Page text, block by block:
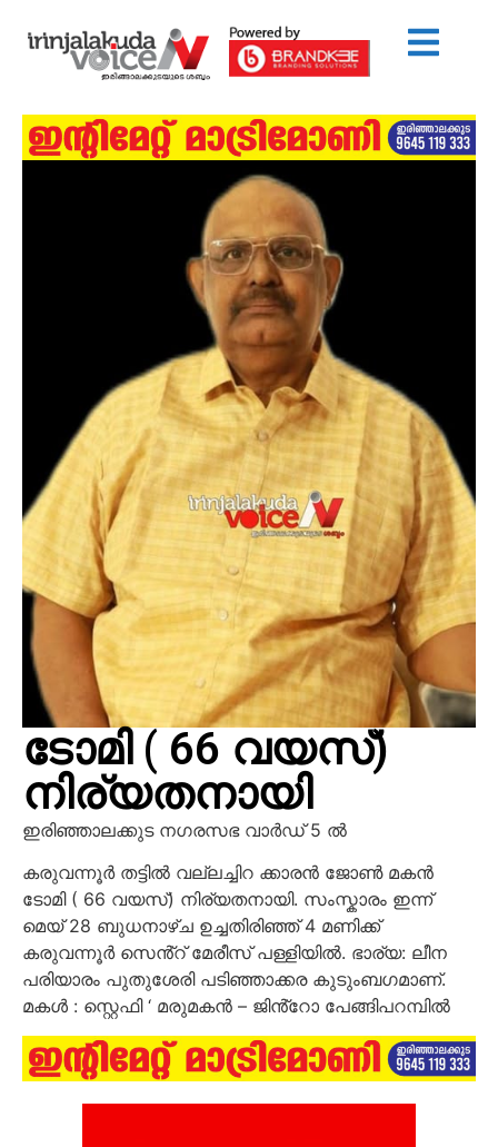
ടോമി ( 66 വയസ്)
നിര്യതനായി
ഇരിഞ്ഞാലക്കുട നഗരസഭ വാർഡ് 5 ൽ
കരുവന്നൂർ തട്ടിൽ വല്ലച്ചിറ ക്കാരൻ ജോൺ മകൻ
ടോമി ( 66 വയസ്) നിര്യതനായി. സംസ്കാരം ഇന്ന്
മെയ്28 ബുധനാഴ്ച ഉച്ചതിരിഞ്ഞ് 4 മണിക്ക്
കരുവന്നൂർ സെൻ്റ് മേരീസ് പള്ളിയിൽ. ഭാര്യ: ലീന
പരിയാരം പുതുശേരി പടിഞ്ഞാക്കര കുടുംബഗമാണ്.
മകൾ : സ്റ്റെഫി ‘ മരുമകൻ – ജിൻ്റോ പേങ്ങിപറമ്പിൽ